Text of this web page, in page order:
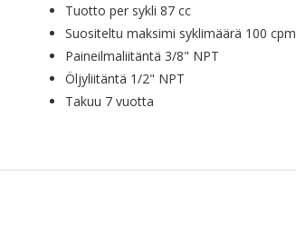
Tuotto per sykli 87 cc
Suositeltu maksimi syklimäärä 100 cpm
Paineilmaliitäntä 3/8" NPT
Öljyliitäntä 1/2" NPT
Takuu 7 vuotta